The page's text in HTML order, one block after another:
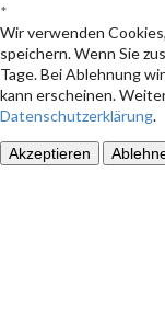
*
Wir verwenden
speichern. Wenn Sie
Tage. Bei Ablehnung
kann erscheinen.
Datenschutzerklärung.
Akzeptieren